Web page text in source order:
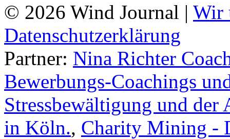
© 2026 Wind Journal | Wir
Datenschutzerklärung
Partner: Nina Richter
Bewerbungs-Coachings
Stressbewältigung und
in Köln., Charity Mining -